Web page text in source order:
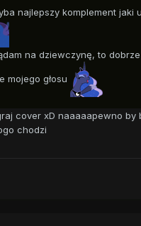
najlepszy komplement jaki
na dziewczynę, to
mojego głosu
cover xD naaaaapewno by
chodzi